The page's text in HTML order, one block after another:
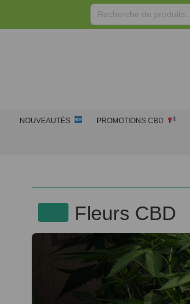
Recherche
pour :
NOUVEAUTÉS PROMOTIONS CBD
Fleurs CBD